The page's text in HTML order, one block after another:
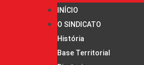
INÍCIO
O SINDICATO
História
Base Territorial